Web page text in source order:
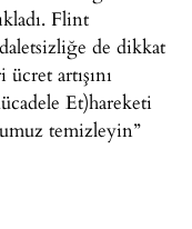
Flint
de dikkat
artışını
Et)hareketi
temizleyin”